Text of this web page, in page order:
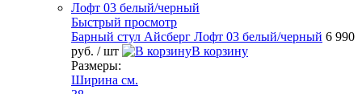
Быстрый просмотр
Барный стул Айсберг Лофт 03 белый/черный 6 990
руб. / шт
В корзину
Размеры:
Ширина см.